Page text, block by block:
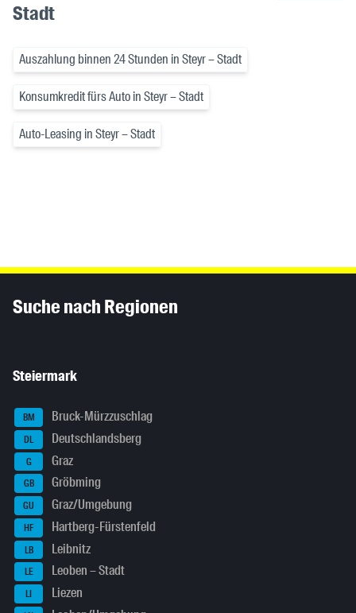
Stadt
Auszahlung binnen 24 Stunden in Steyr – Stadt
Konsumkredit fürs Auto in Steyr – Stadt
Auto-Leasing in Steyr – Stadt
Suche nach Regionen
Steiermark
BM Bruck-Mürzzuschlag
DL Deutschlandsberg
G Graz
GB Gröbming
GU Graz/Umgebung
HF Hartberg-Fürstenfeld
LB Leibnitz
LE Leoben – Stadt
LI Liezen